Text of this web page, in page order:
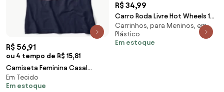
R$ 56,91
ou 4 tempo de R$ 15,81
Camiseta Feminina Casal
Astronauta na Lua - Cinza
Chumbo - P
Em Tecido
Em estoque
R$ 34,99
Carro Roda Livre Hot Wheels 1
Peça
Carrinhos, para Meninos, em
Plástico
Em estoque